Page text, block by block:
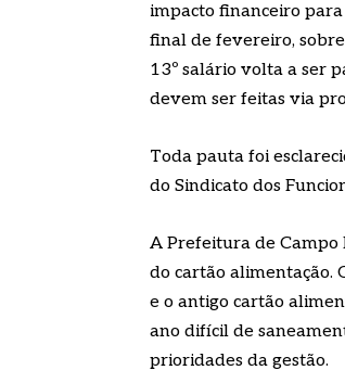
impacto financeiro
final de fevereiro,
13º salário volta a ser
devem ser feitas via
Toda pauta foi
do Sindicato dos
A Prefeitura de Campo
do cartão alimentação.
e o antigo cartão
ano difícil de
prioridades da gestão.